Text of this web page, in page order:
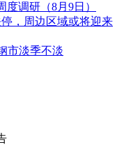
调研（8月9日）
，周边区域或将迎来
市淡季不淡